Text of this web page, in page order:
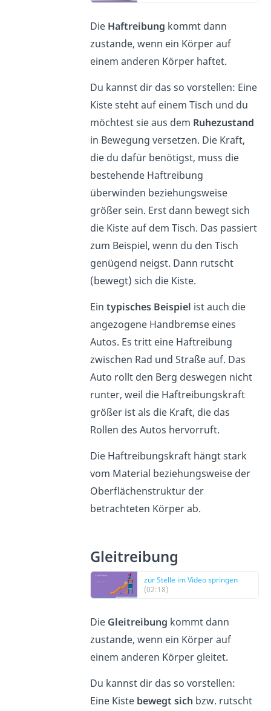
Die Haftreibung kommt dann
zustande, wenn ein Körper auf
einem anderen Körper haftet.
Du kannst dir das so vorstellen: Eine
Kiste steht auf einem Tisch und du
möchtest sie aus dem Ruhezustand
in Bewegung versetzen. Die Kraft,
die du dafür benötigst, muss die
bestehende Haftreibung
überwinden beziehungsweise
größer sein. Erst dann bewegt sich
die Kiste auf dem Tisch. Das passiert
zum Beispiel, wenn du den Tisch
genügend neigst. Dann rutscht
(bewegt) sich die Kiste.
Ein typisches Beispiel ist auch die
angezogene Handbremse eines
Autos. Es tritt eine Haftreibung
zwischen Rad und Straße auf. Das
Auto rollt den Berg deswegen nicht
runter, weil die Haftreibungskraft
größer ist als die Kraft, die das
Rollen des Autos hervorruft.
Die Haftreibungskraft hängt stark
vom Material beziehungsweise der
Oberflächenstruktur der
betrachteten Körper ab.
Gleitreibung
zur Stelle im Video springen
(02:18)
Die Gleitreibung kommt dann
zustande, wenn ein Körper auf
einem anderen Körper gleitet.
Du kannst dir das so vorstellen:
Eine Kiste bewegt sich bzw. rutscht